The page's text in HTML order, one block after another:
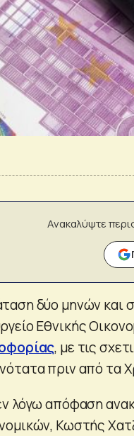
Ανακαλύψτε
δύο μηνών και
Εθνικής
, με τις
πριν από τα
λόγω απόφαση
Κωστής